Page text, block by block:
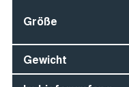
Größe
Gewicht